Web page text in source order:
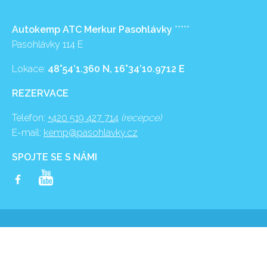
Autokemp ATC Merkur Pasohlávky *****
Pasohlávky 114 E
Lokace: 48°54’1.360 N, 16°34’10.9712 E
REZERVACE
Telefon: +420 519 427 714 (recepce)
E-mail: kemp@pasohlavky.cz
SPOJTE SE S NÁMI